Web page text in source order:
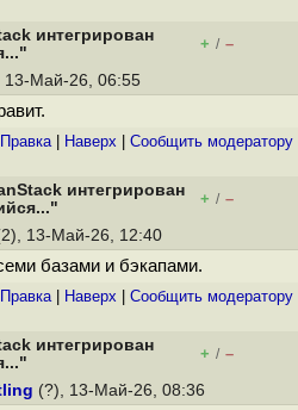
интегрирован
+ / –
13-Май-26, 06:55
Правка| Наверх Cообщить модератору
интегрирован
+ / –
13-Май-26, 12:40
базами и бэкапами.
Правка| Наверх Cообщить модератору
интегрирован
+ / –
(?), 13-Май-26, 08:36